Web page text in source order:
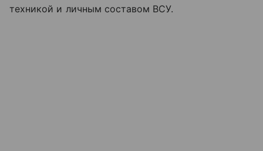
техникой и личным составом ВСУ.